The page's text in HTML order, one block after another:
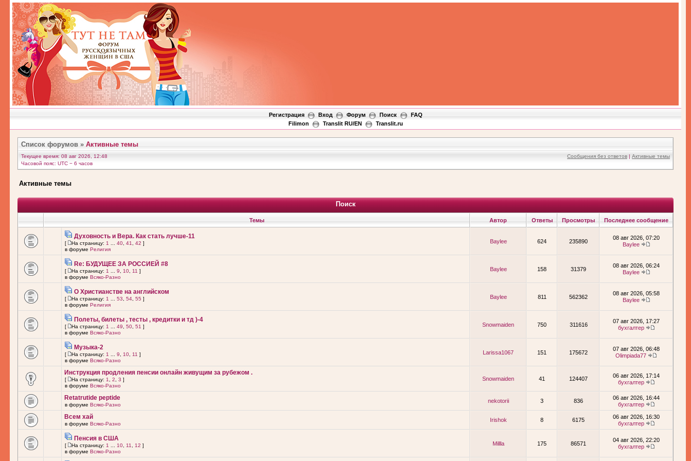
Регистрация Вход Форум Поиск
FAQ
Filimon
Translit RU/EN Translit.ru
Список форумов » Активные темы
Текущее время: 08 авг 2026, 12:48
Часовой пояс: UTC − 6 часов
Сообщения без ответов | Активные темы
Активные темы
Поиск
Темы Автор Ответы Просмотры Последнее сообщение
Духовность и Вера. Как стать лучше-11
[ На страницу: 1 40 41 42 ]
в форуме Религия
Baylee 624 235890
08 авг 2026, 07:20
Baylee
Re: БУДУЩЕЕ ЗА РОССИЕЙ #8
[ На страницу: 1 9 10 11 ]
в форуме Всяко-Разно
Baylee 158 31379
08 авг 2026, 06:24
Baylee
О Христианстве на английском
[ На страницу: 1 53 54 55 ]
в форуме Религия
Baylee 811 562362
08 авг 2026, 05:58
Baylee
Полеты, билеты , тесты , кредитки и тд )-4
[ На страницу: 1 49 50 51 ]
в форуме Всяко-Разно
Snowmaiden 750 311616
07 авг 2026, 17:27
бухгалтер
Музыка-2
[ На страницу: 1 9 10 11 ]
в форуме Всяко-Разно
Larissa1067 151 175672
07 авг 2026, 06:48
Olimpiada77
Инструкция продления пенсии онлайн живущим за рубежом .
[ На страницу: 1 2 3 ]
в форуме Всяко-Разно
Snowmaiden 41 124407
06 авг 2026, 17:14
бухгалтер
Retatrutide peptide
в форуме Всяко-Разно
nekotorii 3 836
06 авг 2026, 16:44
бухгалтер
Всем хай
в форуме Всяко-Разно
Irishok 8 6175
06 авг 2026, 16:30
бухгалтер
Пенсия в США
[ На страницу: 1 10 11 12 ]
в форуме Всяко-Разно
Millla 175 86571
04 авг 2026, 22:20
бухгалтер